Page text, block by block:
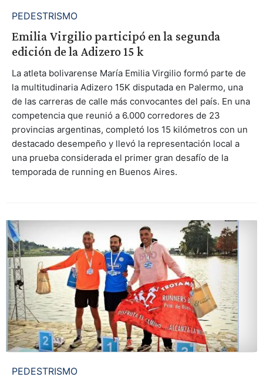
PEDESTRISMO
Emilia Virgilio participó en la segunda
edición de la Adizero 15 k
La atleta bolivarense María Emilia Virgilio formó parte de
la multitudinaria Adizero 15K disputada en Palermo, una
de las carreras de calle más convocantes del país. En una
competencia que reunió a 6.000 corredores de 23
provincias argentinas, completó los 15 kilómetros con un
destacado desempeño y llevó la representación local a
una prueba considerada el primer gran desafío de la
temporada de running en Buenos Aires.
PEDESTRISMO